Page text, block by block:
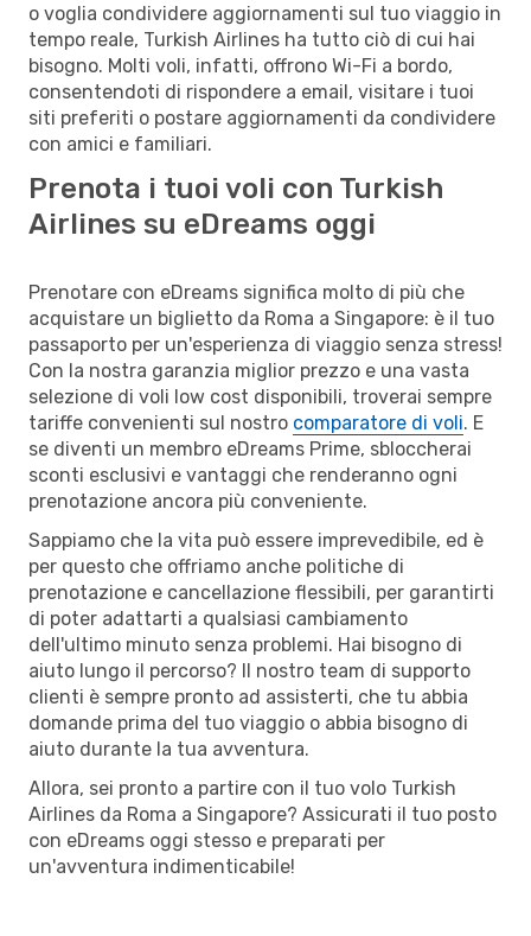
o voglia condividere aggiornamenti sul tuo viaggio in
tempo reale, Turkish Airlines ha tutto ciò di cui hai
bisogno. Molti voli, infatti, offrono Wi-Fi a bordo,
consentendoti di rispondere a email, visitare i tuoi
siti preferiti o postare aggiornamenti da condividere
con amici e familiari.
Prenota i tuoi voli con Turkish
Airlines su eDreams oggi
Prenotare con eDreams significa molto di più che
acquistare un biglietto da Roma a Singapore: è il tuo
passaporto per un'esperienza di viaggio senza stress!
Con la nostra garanzia miglior prezzo e una vasta
selezione di voli low cost disponibili, troverai sempre
tariffe convenienti sul nostro comparatore di voli. E
se diventi un membro eDreams Prime, sbloccherai
sconti esclusivi e vantaggi che renderanno ogni
prenotazione ancora più conveniente.
Sappiamo che la vita può essere imprevedibile, ed è
per questo che offriamo anche politiche di
prenotazione e cancellazione flessibili, per garantirti
di poter adattarti a qualsiasi cambiamento
dell'ultimo minuto senza problemi. Hai bisogno di
aiuto lungo il percorso? Il nostro team di supporto
clienti è sempre pronto ad assisterti, che tu abbia
domande prima del tuo viaggio o abbia bisogno di
aiuto durante la tua avventura.
Allora, sei pronto a partire con il tuo volo Turkish
Airlines da Roma a Singapore? Assicurati il tuo posto
con eDreams oggi stesso e preparati per
un'avventura indimenticabile!